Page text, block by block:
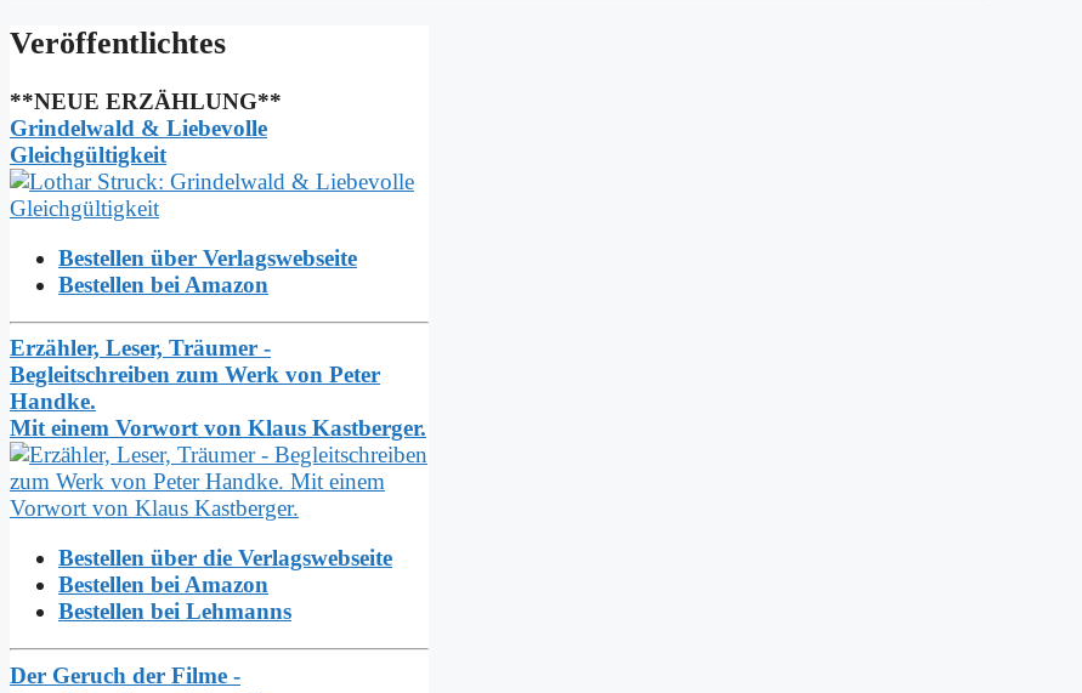
Ver­öf­fent­lich­tes
**NEUE ERZÄHLUNG**
Grindelwald & Liebevolle
Gleichgültigkeit
Bestellen über Verlagswebseite
Bestellen bei Amazon
Erzähler, Leser, Träumer -
Begleitschreiben zum Werk von Peter
Handke.
Mit einem Vorwort von Klaus Kastberger.
Bestellen über die Verlagswebseite
Bestellen bei Amazon
Bestellen bei Lehmanns
Der Geruch der Filme -